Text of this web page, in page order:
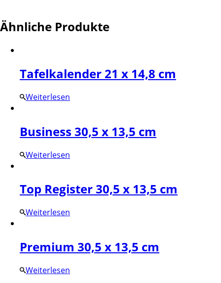
Ähnliche Produkte
Tafelkalender 21 x 14,8 cm
Weiterlesen
Business 30,5 x 13,5 cm
Weiterlesen
Top Register 30,5 x 13,5 cm
Weiterlesen
Premium 30,5 x 13,5 cm
Weiterlesen